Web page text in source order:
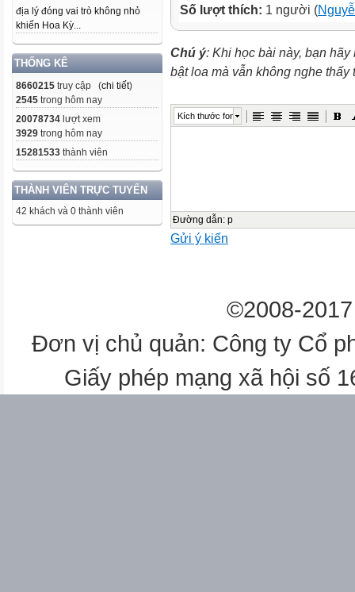
địa lý đóng vai trò không nhỏ
khiến Hoa Kỳ...
THỐNG KÊ
8660215 truy cập (chi tiết)
2545 trong hôm nay
20078734 lượt xem
3929 trong hôm nay
15281533 thành viên
THÀNH VIÊN TRỰC TUYẾN
42 khách và 0 thành viên
Số lượt thích: 1 người (
Chú ý: Khi học bài này, bạn
bật loa mà vẫn không nghe
Kích thước font
Đường dẫn: p
Gửi ý kiến
©2008-
Đơn vị chủ quản: Công ty Cổ
Giấy phép mạng xã hội số